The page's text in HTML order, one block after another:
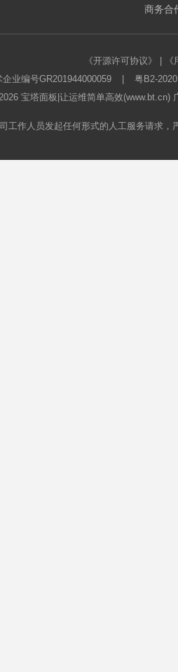
商务合
《开源许可协议》
业编号GR201944000059
粤B2-
宝塔面板 |让运维简单高效
工作人员发起任何形式的人工服务请求，